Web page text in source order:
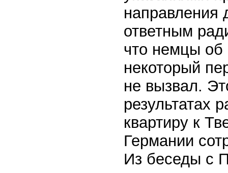
направления
ответным
что немцы об
некоторый
не вызвал.
результатах
квартиру к
Германии
Из беседы с